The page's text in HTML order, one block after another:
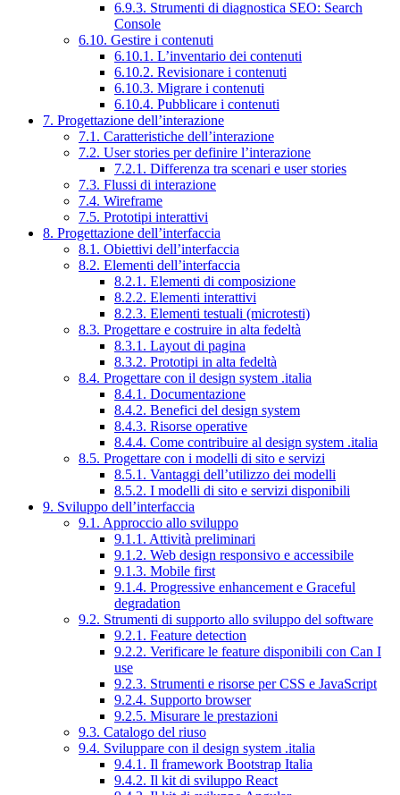
6.9.3. Strumenti di diagnostica SEO: Search
Console
6.10. Gestire i contenuti
6.10.1. L’inventario dei contenuti
6.10.2. Revisionare i contenuti
6.10.3. Migrare i contenuti
6.10.4. Pubblicare i contenuti
7. Progettazione dell’interazione
7.1. Caratteristiche dell’interazione
7.2. User stories per definire l’interazione
7.2.1. Differenza tra scenari e user stories
7.3. Flussi di interazione
7.4. Wireframe
7.5. Prototipi interattivi
8. Progettazione dell’interfaccia
8.1. Obiettivi dell’interfaccia
8.2. Elementi dell’interfaccia
8.2.1. Elementi di composizione
8.2.2. Elementi interattivi
8.2.3. Elementi testuali (microtesti)
8.3. Progettare e costruire in alta fedeltà
8.3.1. Layout di pagina
8.3.2. Prototipi in alta fedeltà
8.4. Progettare con il design system .italia
8.4.1. Documentazione
8.4.2. Benefici del design system
8.4.3. Risorse operative
8.4.4. Come contribuire al design system .italia
8.5. Progettare con i modelli di sito e servizi
8.5.1. Vantaggi dell’utilizzo dei modelli
8.5.2. I modelli di sito e servizi disponibili
9. Sviluppo dell’interfaccia
9.1. Approccio allo sviluppo
9.1.1. Attività preliminari
9.1.2. Web design responsivo e accessibile
9.1.3. Mobile first
9.1.4. Progressive enhancement e Graceful
degradation
9.2. Strumenti di supporto allo sviluppo del software
9.2.1. Feature detection
9.2.2. Verificare le feature disponibili con Can I
use
9.2.3. Strumenti e risorse per CSS e JavaScript
9.2.4. Supporto browser
9.2.5. Misurare le prestazioni
9.3. Catalogo del riuso
9.4. Sviluppare con il design system .italia
9.4.1. Il framework Bootstrap Italia
9.4.2. Il kit di sviluppo React